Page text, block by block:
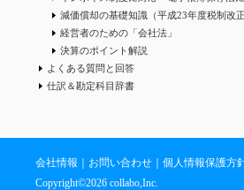
減価償却の基礎知識（平成23年度税制改正
経営者のための「会社法」
決算のポイント解説
よくある質問と回答
仕訳＆勘定科目辞書
会社情報 お問い合わせ 個人情報保護方
Copyright©2026 collabo,Inc.